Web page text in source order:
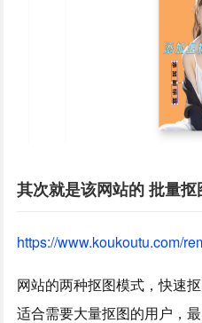
其次就是该网站的 批量抠
https://www.koukoutu.com/
网站的两种抠图模式，快速
适合需要大量抠图的用户，